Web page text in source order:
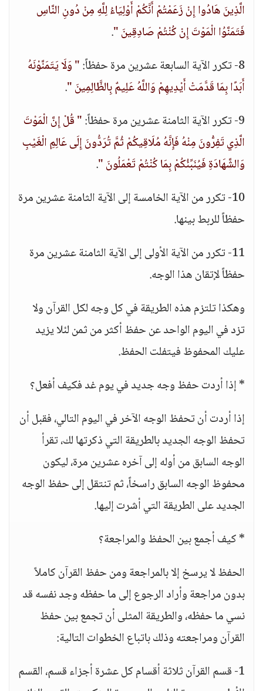
الَّذِينَ هَادُوا إِنْ زَعَمْتُمْ أَنَّكُمْ أَوْلِيَاءُ لِلَّهِ مِنْ دُونِ النَّاسِ
فَتَمَنَّوُا الْمَوْتَ إِنْ كُنْتُمْ صَادِقِينَ ".
8- تكرر الآية السابعة عشرين مرة حفظاً:
" وَلَا يَتَمَنَّوْنَهُ
أَبَدًا بِمَا قَدَّمَتْ أَيْدِيهِمْ وَاللَّهُ عَلِيمٌ بِالظَّالِمِينَ ".
9- تكرر الآية الثامنة عشرين مرة حفظاً:
" قُلْ إِنَّ الْمَوْتَ
الَّذِي تَفِرُّونَ مِنْهُ فَإِنَّهُ مُلَاقِيكُمْ ثُمَّ تُرَدُّونَ إِلَى عَالِمِ الْغَيْبِ
وَالشَّهَادَةِ فَيُنَبِّئُكُمْ بِمَا كُنْتُمْ تَعْمَلُونَ ".
10- تكرر من الآية الخامسة إلى الآية الثامنة عشرين مرة
حفظاً للربط بينها.
11- تكرر من الآية الأولى إلى الآية الثامنة عشرين مرة
حفظاً لإتقان هذا الوجه.
وهكذا تلتزم هذه الطريقة في كل وجه لكل القرآن ولا
تزد في اليوم الواحد عن حفظ أكثر من ثمن لئلا يزيد
عليك المحفوظ فيتفلت الحفظ.
* إذا أردت حفظ وجه جديد في يوم غد فكيف أفعل؟
إذا أردت أن تحفظ الوجه الآخر في اليوم التالي، فقبل أن
تحفظ الوجه الجديد بالطريقة التي ذكرتها لك، تقرأ
الوجه السابق من أوله إلى آخره عشرين مرة، ليكون
محفوظ الوجه السابق راسخاً، ثم تنتقل إلى حفظ الوجه
الجديد على الطريقة التي أشرت إليها.
* كيف أجمع بين الحفظ والمراجعة؟
الحفظ لا يرسخ إلا بالمراجعة ومن حفظ القرآن كاملاً
بدون مراجعة وأراد الرجوع إلى ما حفظه وجد نفسه قد
نسي ما حفظه، والطريقة المثلى أن تجمع بين حفظ
القرآن ومراجعته وذلك باتباع الخطوات التالية:
1- قسم القرآن ثلاثة أقسام كل عشرة أجزاء قسم، القسم